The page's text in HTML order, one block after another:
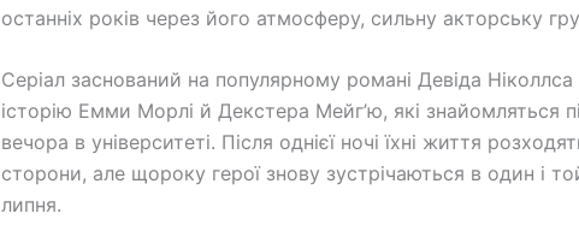
останніх років через його атмосферу, сильну акторську
Серіал заснований на популярному романі Девіда Ніколлса
історію Емми Морлі й Декстера Мейг’ю, які знайомляться
вечора в університеті. Після однієї ночі їхні життя
сторони, але щороку герої знову зустрічаються в один і
липня.